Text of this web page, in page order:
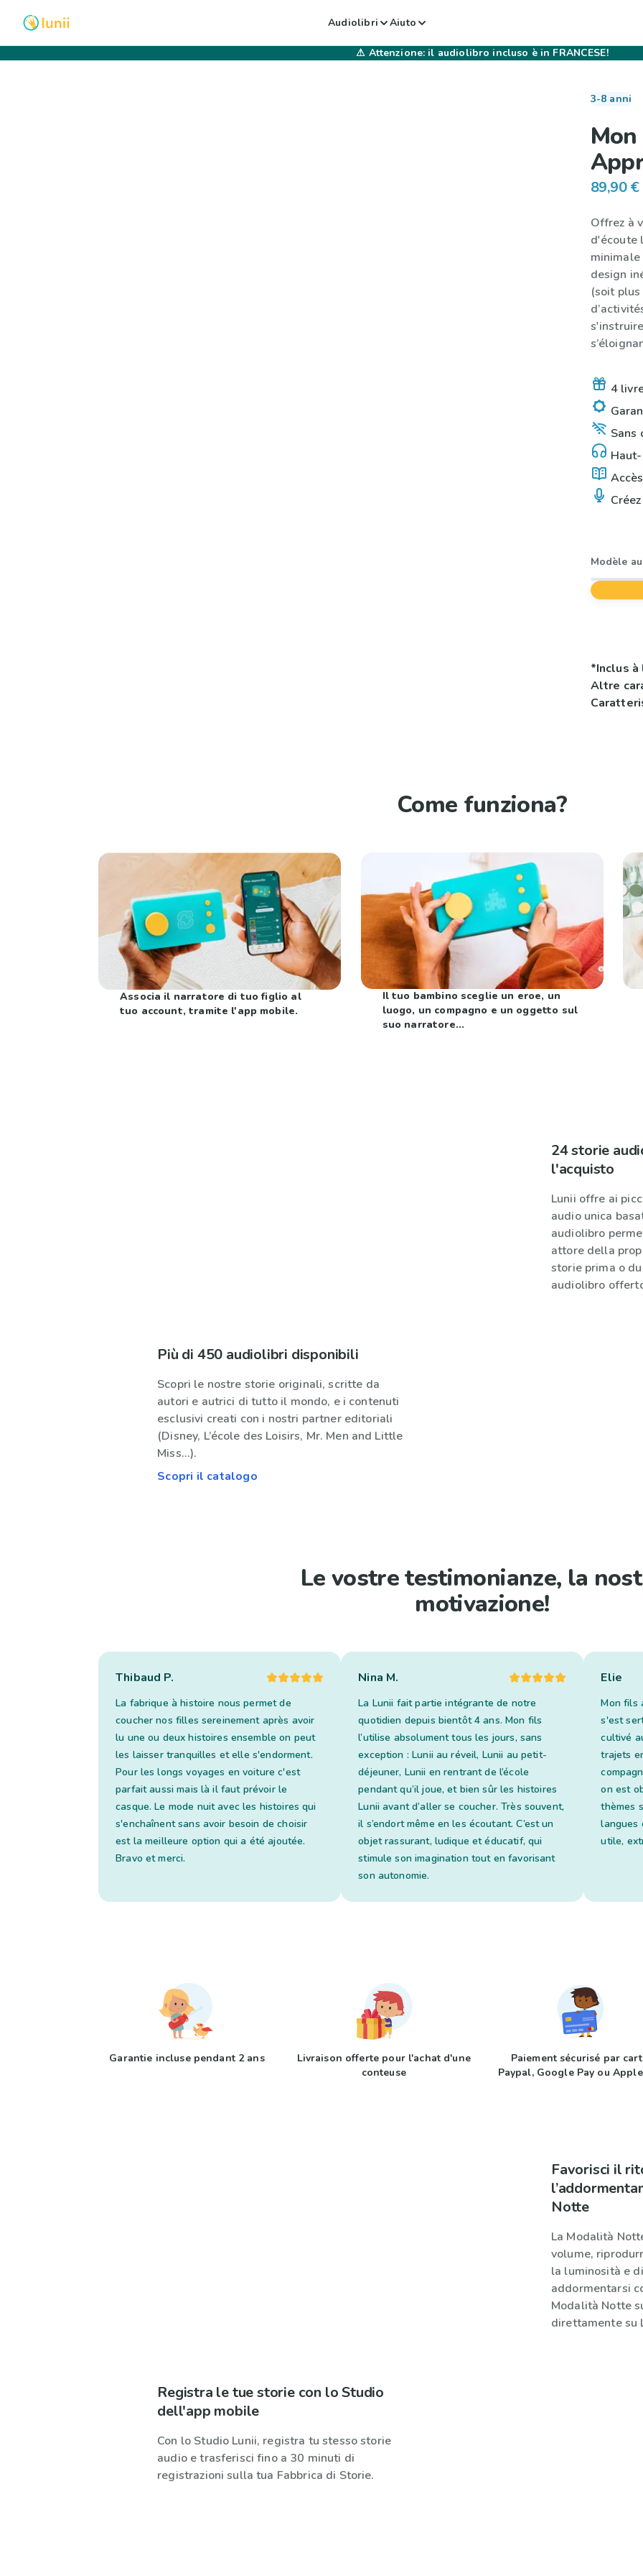
Audiolibri Aiuto
⚠ Attenzione: il audiolibro incluso è in FRANCESE!
3-8 anni
89,90 €
Offrez à
d'écoute
design
(soit
4
Sans
Modèle
*Inclus à
Altre
Come funziona?
Associa il narratore di tuo figlio al
tuo account, tramite l'app mobile.
Il tuo bambino sceglie un eroe, un
luogo, un compagno e un oggetto sul
suo narratore...
24 storie
l'acquisto
Lunii offre ai
audio unica
audiolibro
attore della
storie prima o
audiolibro
Più di 450 audiolibri disponibili
Scopri le nostre storie originali, scritte da
autori e autrici di tutto il mondo, e i contenuti
esclusivi creati con i nostri partner editoriali
(Disney, L’école des Loisirs, Mr. Men and Little
Miss...).
Scopri il catalogo
Le vostre testimonianze, la
motivazione!
Thibaud P.
La fabrique à histoire nous permet de
coucher nos filles sereinement après avoir
lu une ou deux histoires ensemble on peut
les laisser tranquilles et elle s'endorment.
Pour les longs voyages en voiture c'est
parfait aussi mais là il faut prévoir le
casque. Le mode nuit avec les histoires qui
s'enchaînent sans avoir besoin de choisir
est la meilleure option qui a été ajoutée.
Bravo et merci.
Nina M.
La Lunii fait partie intégrante de notre
quotidien depuis bientôt 4 ans. Mon fils
l’utilise absolument tous les jours, sans
exception : Lunii au réveil, Lunii au petit-
déjeuner, Lunii en rentrant de l’école
pendant qu’il joue, et bien sûr les histoires
Lunii avant d’aller se coucher. Très souvent,
il s’endort même en les écoutant. C’est un
objet rassurant, ludique et éducatif, qui
stimule son imagination tout en favorisant
son autonomie.
Elie
Mon fils
s'est
cultivé
trajets
on est
thèmes
langues
utile,
Garantie incluse pendant 2 ans
Livraison offerte pour l'achat d'une
conteuse
Paiement sécurisé par
Paypal, Google Pay ou
Favorisci il
Notte
La Modalità
volume,
la luminosità e
addormentarsi
Modalità Notte
direttamente su
Registra le tue storie con lo Studio
dell'app mobile
Con lo Studio Lunii, registra tu stesso storie
audio e trasferisci fino a 30 minuti di
registrazioni sulla tua Fabbrica di Storie.